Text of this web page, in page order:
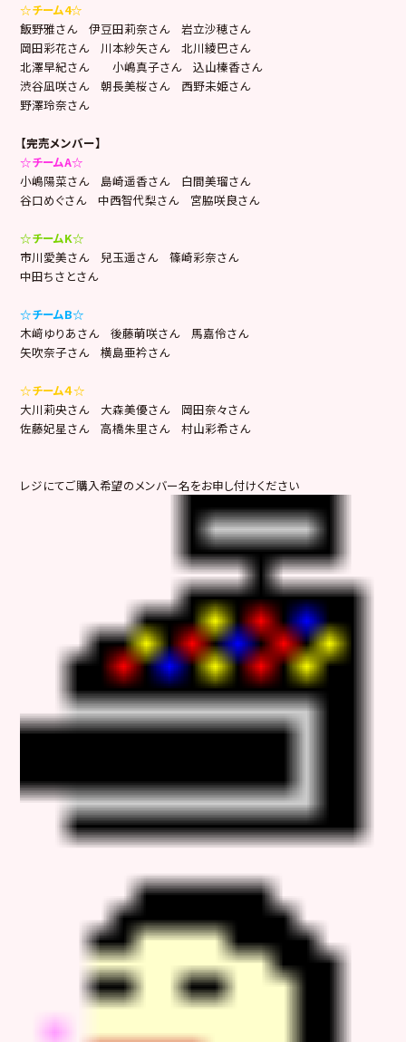
☆チーム4☆
飯野雅さん 伊豆田莉奈さん 岩立沙穂さん
岡田彩花さん 川本紗矢さん 北川綾巴さん
北澤早紀さん 小嶋真子さん 込山榛香さん
渋谷凪咲さん 朝長美桜さん 西野未姫さん
野澤玲奈さん
【完売メンバー】
☆チームA☆
小嶋陽菜さん 島崎遥香さん 白間美瑠さん
谷口めぐさん 中西智代梨さん 宮脇咲良さん
☆チームK☆
市川愛美さん 兒玉遥さん 篠崎彩奈さん
中田ちさとさん
☆チームB☆
木﨑ゆりあさん 後藤萌咲さん 馬嘉伶さん
矢吹奈子さん 横島亜衿さん
☆チーム４☆
大川莉央さん 大森美優さん 岡田奈々さん
佐藤妃星さん 高橋朱里さん 村山彩希さん
レジにてご購入希望のメンバー名をお申し付けください